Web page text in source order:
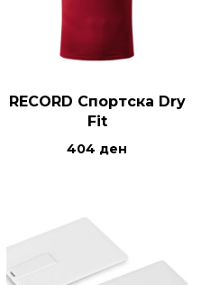
RECORD Спортска Dry
Fit
404 ден